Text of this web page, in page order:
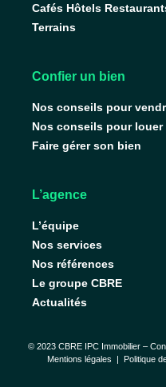
Cafés Hôtels
Terrains
Confier un bien
Nos conseils pour
Nos conseils pour louer
Faire gérer son bien
L’agence
L’équipe
Nos services
Nos références
Le groupe CBRE
Actualités
© 2023 CBRE IPC Immobilier –
Mentions légales | Politique